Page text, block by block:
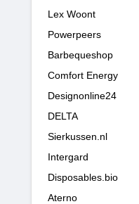
Lex Woont
Powerpeers
Barbequeshop
Comfort Energy
Designonline24
DELTA
Sierkussen.nl
Intergard
Disposables.bio
Aterno